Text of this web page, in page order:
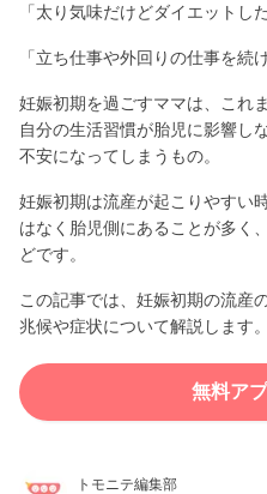
「太り気味だけどダイエットし
「立ち仕事や外回りの仕事を続
妊娠初期を過ごすママは、これ
自分の生活習慣が胎児に影響し
不安になってしまうもの。
妊娠初期は流産が起こりやすい
はなく胎児側にあることが多く
どです。
この記事では、妊娠初期の流産
兆候や症状について解説します。
無料ア
トモニテ編集部